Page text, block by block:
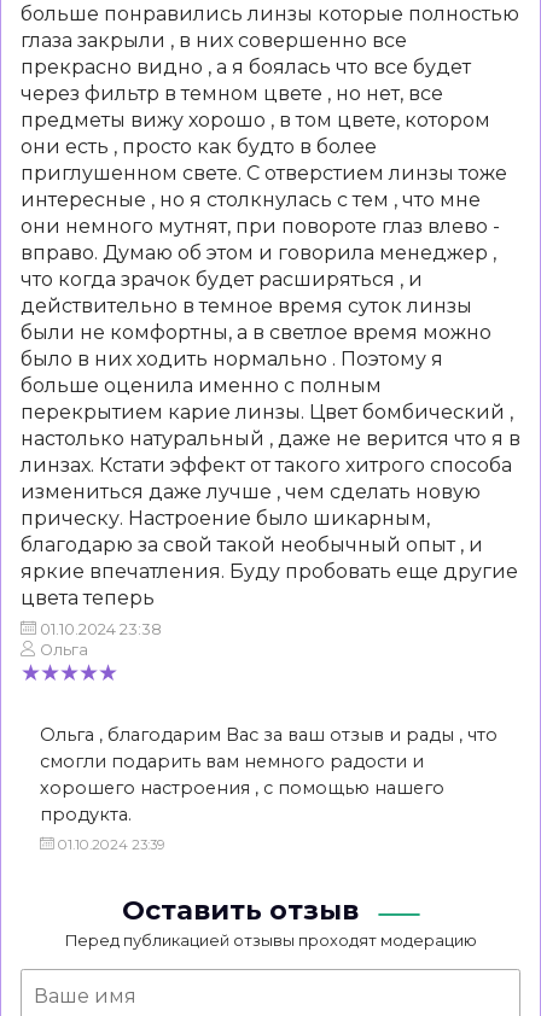
больше понравились линзы которые полностью
глаза закрыли , в них совершенно все
прекрасно видно , а я боялась что все будет
через фильтр в темном цвете , но нет, все
предметы вижу хорошо , в том цвете, котором
они есть , просто как будто в более
приглушенном свете. С отверстием линзы тоже
интересные , но я столкнулась с тем , что мне
они немного мутнят, при повороте глаз влево -
вправо. Думаю об этом и говорила менеджер ,
что когда зрачок будет расширяться , и
действительно в темное время суток линзы
были не комфортны, а в светлое время можно
было в них ходить нормально . Поэтому я
больше оценила именно с полным
перекрытием карие линзы. Цвет бомбический ,
настолько натуральный , даже не верится что я в
линзах. Кстати эффект от такого хитрого способа
измениться даже лучше , чем сделать новую
прическу. Настроение было шикарным,
благодарю за свой такой необычный опыт , и
яркие впечатления. Буду пробовать еще другие
цвета теперь
01.10.2024 23:38
Ольга
Ольга , благодарим Вас за ваш отзыв и рады , что
смогли подарить вам немного радости и
хорошего настроения , с помощью нашего
продукта.
01.10.2024 23:39
Оставить отзыв
Перед публикацией отзывы проходят модерацию